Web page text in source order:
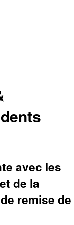
avec les
de la
remise de